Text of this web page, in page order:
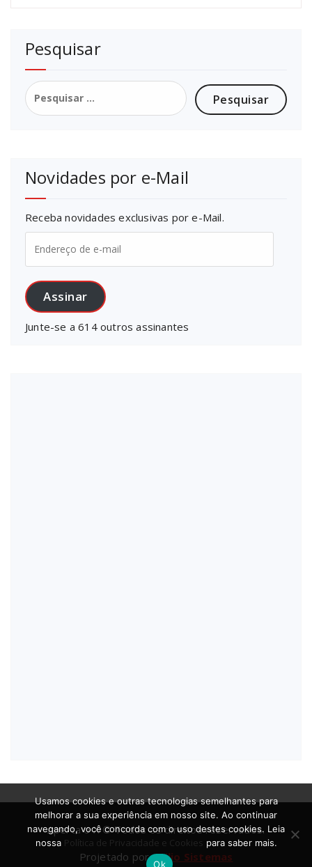
Pesquisar
Pesquisar
por:
Novidades por e-Mail
Receba novidades exclusivas por e-Mail.
de
e-
mail
Assinar
Junte-se a 614 outros assinantes
Aperta o X © Todos os direitos reservados.
Projetado porAtilio Sistemas
Usamos cookies e outras tecnologias semelhantes para
melhorar a sua experiência em nosso site. Ao continuar
navegando, você concorda com o uso destes cookies. Leia
nossa Política de Privacidade e Cookies para saber mais.
Ok